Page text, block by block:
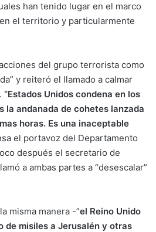
han tenido lugar en el marco
el territorio y particularmente
del grupo terrorista como
y reiteró el llamado a calmar
“Estados Unidos condena en los
la andanada de cohetes lanzada
horas. Es una inaceptable
el portavoz del Departamento
después el secretario de
a ambas partes a “desescalar”
misma manera -”el Reino Unido
de misiles a Jerusalén y otras